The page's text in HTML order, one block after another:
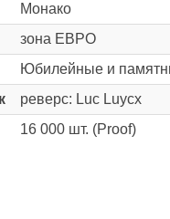
Монако
зона ЕВРО
Юбилейные и
реверс: Luc Luycx
16 000 шт. (Proof)